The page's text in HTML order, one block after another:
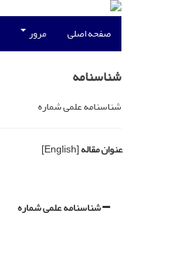
صفحه اصلی مرور
شناسنامه
شناسنامه علمی شماره
عنوان مقاله[English]
شناسنامه علمی شماره